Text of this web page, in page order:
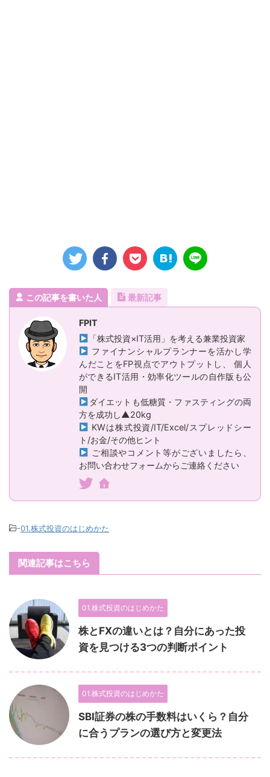
この記事を書いた人 最新記事
FPIT
「株式投資×IT活用」を考える兼業投資家
ファイナンシャルプランナーを活かし学
んだことをFP視点でアウトプットし、 個人
ができるIT活用・効率化ツールの自作版も公
開
ダイエットも低糖質・ファスティングの両
方を成功し▲20kg
KWは株式投資/IT/Excel/スプレッドシー
ト/お金/その他ヒント
ご相談やコメント等がございましたら、
お問い合わせフォームからご連絡ください
-01.株式投資のはじめかた
関連記事はこちら
01.株式投資のはじめかた
株とFXの違いとは？自分にあった投
資を見つける3つの判断ポイント
01.株式投資のはじめかた
SBI証券の株の手数料はいくら？自分
に合うプランの選び方と変更法